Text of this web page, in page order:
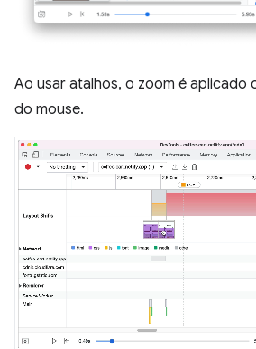
Ao usar atalhos, o zoom é aplicado
do mouse.